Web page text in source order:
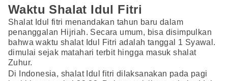
Waktu Shalat Idul Fitri
Shalat Idul fitri menandakan tahun baru dalam
penanggalan Hijriah. Secara umum, bisa disimpulkan
bahwa waktu shalat Idul Fitri adalah tanggal 1 Syawal.
dimulai sejak matahari terbit hingga masuk shalat
Zuhur.
Di Indonesia, shalat Idul fitri dilaksanakan pada pagi